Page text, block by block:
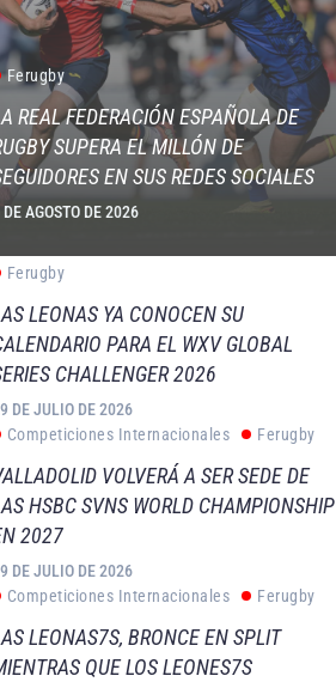
Ferugby
REAL FEDERACIÓN ESPAÑOLA DE
SUPERA EL MILLÓN DE
EN SUS REDES SOCIALES
DE AGOSTO DE 2026
Ferugby
LEONAS YA CONOCEN SU
PARA EL WXV GLOBAL
CHALLENGER 2026
DE JULIO DE 2026
Competiciones Internacionales
Ferugby
VOLVERÁ A SER SEDE DE
HSBC SVNS WORLD CHAMPIONSHIP
2027
DE JULIO DE 2026
Competiciones Internacionales
Ferugby
LEONAS7S, BRONCE EN SPLIT
QUE LOS LEONES7S